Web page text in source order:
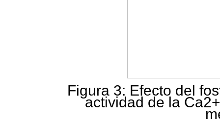
Figura 3: Efecto del
actividad de la